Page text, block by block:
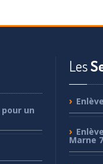
un
Les
Marne